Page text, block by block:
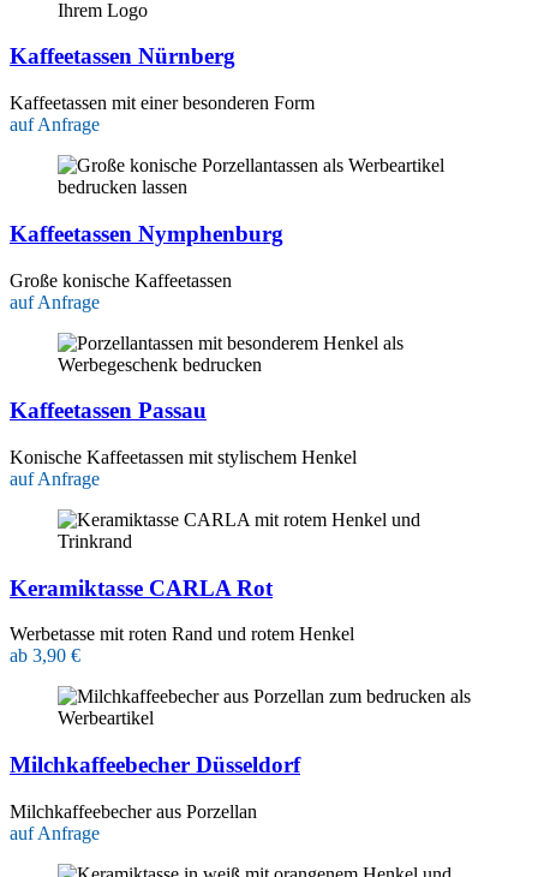
Kaffeetassen Nürnberg
Kaffeetassen mit einer besonderen Form
auf Anfrage
Kaffeetassen Nymphenburg
Große konische Kaffeetassen
auf Anfrage
Kaffeetassen Passau
Konische Kaffeetassen mit stylischem Henkel
auf Anfrage
Keramiktasse CARLA Rot
Werbetasse mit roten Rand und rotem Henkel
ab 3,90 €
Milchkaffeebecher Düsseldorf
Milchkaffeebecher aus Porzellan
auf Anfrage